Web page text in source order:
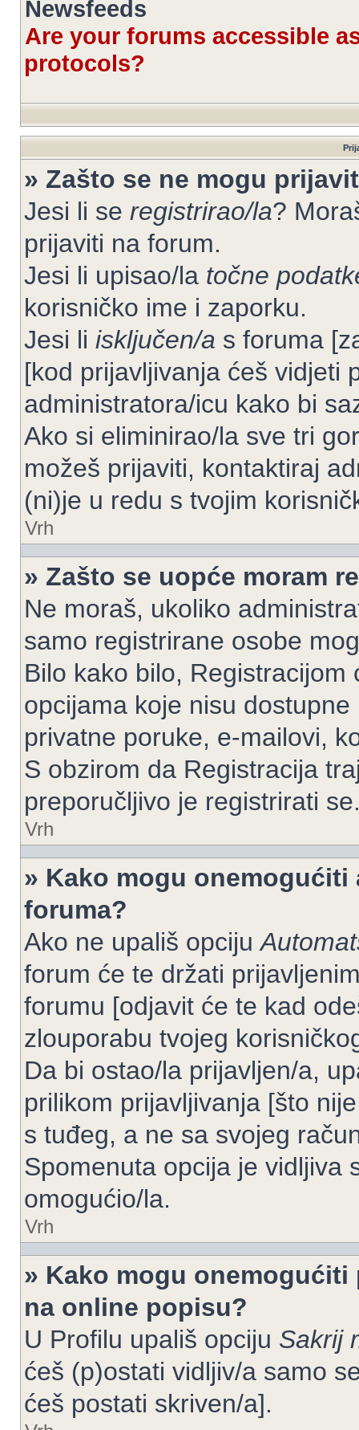
Newsfeeds
Are your forums accessible
protocols?
» Zašto se ne mogu
Jesi li se registrirao/la?
prijaviti na forum.
Jesi li upisao/la točne
korisničko ime i zaporku.
Jesi li isključen/a s foruma
[kod prijavljivanja ćeš vidjeti
administratora/icu kako bi
Ako si eliminirao/la sve tri
možeš prijaviti, kontaktiraj
(ni)je u redu s tvojim
Vrh
» Zašto se uopće moram
Ne moraš, ukoliko
samo registrirane osobe
Bilo kako bilo,
opcijama koje nisu
privatne poruke, e-mailovi,
S obzirom da Registracija
preporučljivo je registrirati
Vrh
» Kako mogu
foruma?
Ako ne upališ opciju
forum će te držati
forumu [odjavit će te kad
zlouporabu tvojeg
Da bi ostao/la prijavljen/a,
prilikom prijavljivanja [što
s tuđeg, a ne sa svojeg
Spomenuta opcija je vidljiva
omogućio/la.
Vrh
» Kako mogu
na online popisu?
U Profilu upališ opciju Sakrij
ćeš (p)ostati vidljiv/a samo
ćeš postati skriven/a].